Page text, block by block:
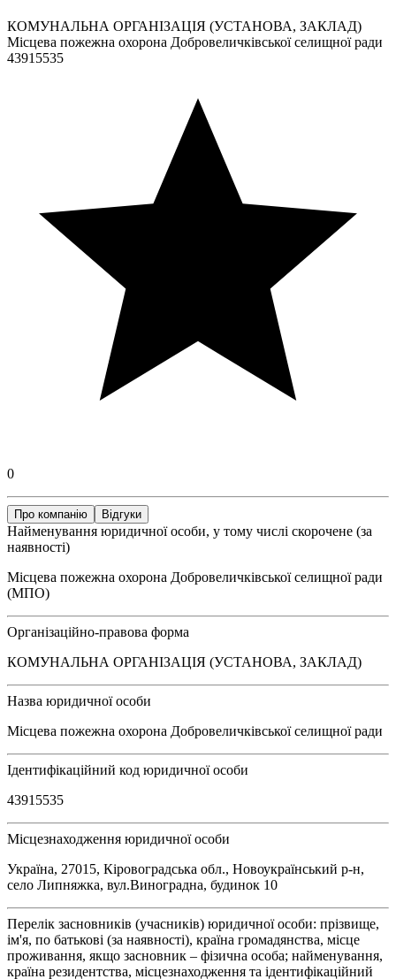
КОМУНАЛЬНА ОРГАНІЗАЦІЯ (УСТАНОВА, ЗАКЛАД)
Місцева пожежна охорона Добровеличківської селищної ради
43915535
0
Про компанію Відгуки
Найменування юридичної особи, у тому числі скорочене (за
наявності)
Місцева пожежна охорона Добровеличківської селищної ради
(МПО)
Організаційно-правова форма
КОМУНАЛЬНА ОРГАНІЗАЦІЯ (УСТАНОВА, ЗАКЛАД)
Назва юридичної особи
Місцева пожежна охорона Добровеличківської селищної ради
Ідентифікаційний код юридичної особи
43915535
Місцезнаходження юридичної особи
Україна, 27015, Кіровоградська обл., Новоукраїнський р-н,
село Липняжка, вул.Виноградна, будинок 10
Перелік засновників (учасників) юридичної особи: прізвище,
ім'я, по батькові (за наявності), країна громадянства, місце
проживання, якщо засновник – фізична особа; найменування,
країна резидентства, місцезнаходження та ідентифікаційний